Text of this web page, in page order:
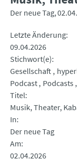
Der neue Tag
Letzte Änderung
09.04.2026
Stichwort(e)
Gesellschaft
Podcast Podcasts
Titel
Musik, Theater,
In
Der neue Tag
Am
02.04.2026